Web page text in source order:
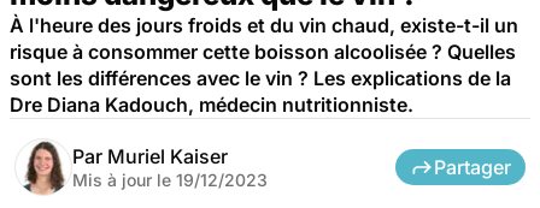
À l'heure des jours froids et du vin chaud, existe-t-il un
risque à consommer cette boisson alcoolisée ? Quelles
sont les différences avec le vin ? Les explications de la
Dre Diana Kadouch, médecin nutritionniste.
Par Muriel Kaiser
Mis à jour le 19/12/2023
Partager